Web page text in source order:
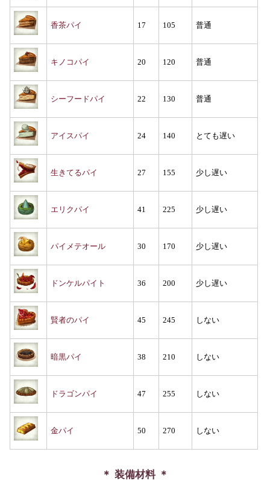
香茶パイ 17 105 普通
キノコパイ 20 120 普通
シーフードパイ 22 130 普通
アイスパイ 24 140 とても遅い
生きてるパイ 27 155 少し遅い
エリクパイ 41 225 少し遅い
パイメテオール 30 170 少し遅い
ドンケルパイト 36 200 少し遅い
賢者のパイ 45 245 しない
暗黒パイ 38 210 しない
ドラゴンパイ 47 255 しない
金パイ 50 270 しない
装備材料